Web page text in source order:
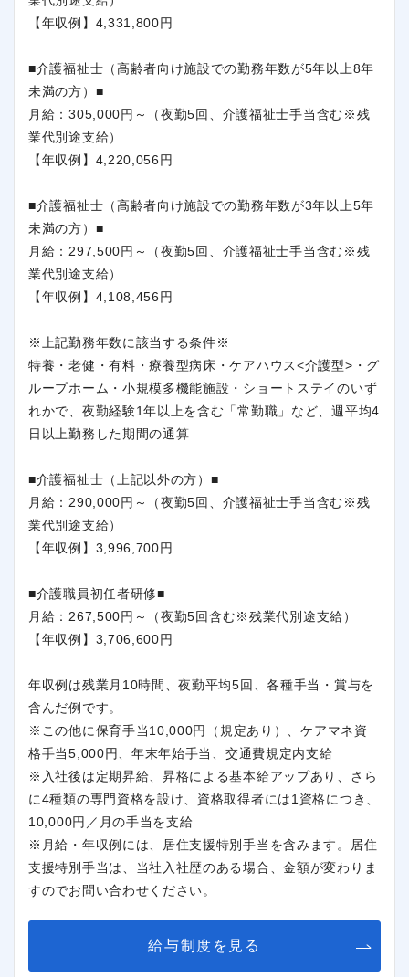
【年収例】4,331,800円
■介護福祉士（高齢者向け施設での勤務年数が5年以上8年
未満の方）■
月給：305,000円～（夜勤5回、介護福祉士手当含む※残
業代別途支給）
【年収例】4,220,056円
■介護福祉士（高齢者向け施設での勤務年数が3年以上5年
未満の方）■
月給：297,500円～（夜勤5回、介護福祉士手当含む※残
業代別途支給）
【年収例】4,108,456円
※上記勤務年数に該当する条件※
特養・老健・有料・療養型病床・ケアハウス<介護型>・グ
ループホーム・小規模多機能施設・ショートステイのいず
れかで、夜勤経験1年以上を含む「常勤職」など、週平均4
日以上勤務した期間の通算
■介護福祉士（上記以外の方）■
月給：290,000円～（夜勤5回、介護福祉士手当含む※残
業代別途支給）
【年収例】3,996,700円
■介護職員初任者研修■
月給：267,500円～（夜勤5回含む※残業代別途支給）
【年収例】3,706,600円
年収例は残業月10時間、夜勤平均5回、各種手当・賞与を
含んだ例です。
※この他に保育手当10,000円（規定あり）、ケアマネ資
格手当5,000円、年末年始手当、交通費規定内支給
※入社後は定期昇給、昇格による基本給アップあり、さら
に4種類の専門資格を設け、資格取得者には1資格につき、
10,000円／月の手当を支給
※月給・年収例には、居住支援特別手当を含みます。居住
支援特別手当は、当社入社歴のある場合、金額が変わりま
すのでお問い合わせください。
給与制度を見る